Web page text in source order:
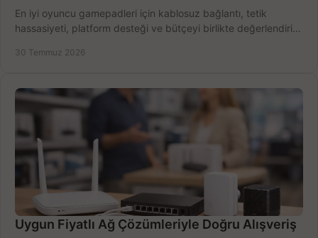
En iyi oyuncu gamepadleri için kablosuz bağlantı, tetik
hassasiyeti, platform desteği ve bütçeyi birlikte değerlendirin;
30 Temmuz 2026
Uygun Fiyatlı Ağ Çözümleriyle Doğru Alışveriş